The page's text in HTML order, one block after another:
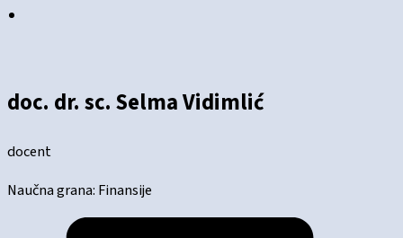
doc. dr. sc. Selma Vidimlić
docent
Naučna grana: Finansije